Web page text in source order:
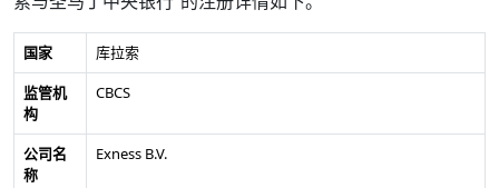
国家
库拉索
监管机
构
CBCS
公司名
称
Exness B.V.